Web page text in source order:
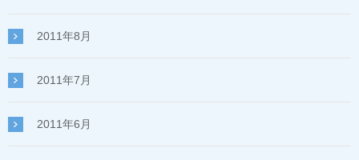
2011年8月
2011年7月
2011年6月